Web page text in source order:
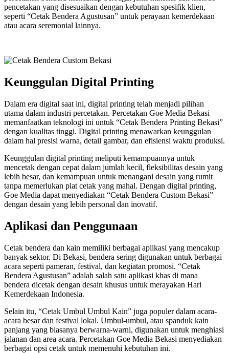
pencetakan yang disesuaikan dengan kebutuhan spesifik klien,
seperti “Cetak Bendera Agustusan” untuk perayaan kemerdekaan
atau acara seremonial lainnya.
Keunggulan Digital Printing
Dalam era digital saat ini, digital printing telah menjadi pilihan
utama dalam industri percetakan. Percetakan Goe Media Bekasi
memanfaatkan teknologi ini untuk “Cetak Bendera Printing Bekasi”
dengan kualitas tinggi. Digital printing menawarkan keunggulan
dalam hal presisi warna, detail gambar, dan efisiensi waktu produksi.
Keunggulan digital printing meliputi kemampuannya untuk
mencetak dengan cepat dalam jumlah kecil, fleksibilitas desain yang
lebih besar, dan kemampuan untuk menangani desain yang rumit
tanpa memerlukan plat cetak yang mahal. Dengan digital printing,
Goe Media dapat menyediakan “Cetak Bendera Custom Bekasi”
dengan desain yang lebih personal dan inovatif.
Aplikasi dan Penggunaan
Cetak bendera dan kain memiliki berbagai aplikasi yang mencakup
banyak sektor. Di Bekasi, bendera sering digunakan untuk berbagai
acara seperti pameran, festival, dan kegiatan promosi. “Cetak
Bendera Agustusan” adalah salah satu aplikasi khas di mana
bendera dicetak dengan desain khusus untuk merayakan Hari
Kemerdekaan Indonesia.
Selain itu, “Cetak Umbul Umbul Kain” juga populer dalam acara-
acara besar dan festival lokal. Umbul-umbul, atau spanduk kain
panjang yang biasanya berwarna-warni, digunakan untuk menghiasi
jalanan dan area acara. Percetakan Goe Media Bekasi menyediakan
berbagai opsi cetak untuk memenuhi kebutuhan ini.